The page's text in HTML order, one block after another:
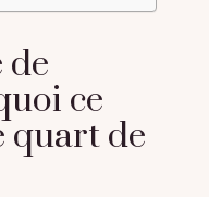
de
ce
quart de